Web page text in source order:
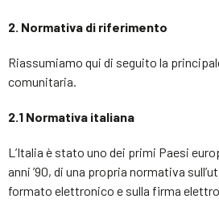
2. Normativa di riferimento
Riassumiamo qui di seguito la
comunitaria.
2.1 Normativa italiana
L’Italia è stato uno dei primi Paesi
anni ’90, di una propria normativa
formato elettronico e sulla firma